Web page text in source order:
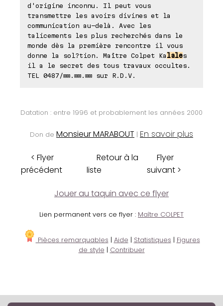
d'origine inconnu. Il peut vous
transmettre les avoirs divines et la
communication au-delà. Avec les
talicements les plus recherchés dans le
monde dès la première rencontre il vous
donne la sol?tion. Maître Colpet Ka lales
il a le secret des tous travaux occultes.
TEL 0487/⊠⊠.⊠⊠.⊠⊠ sur R.D.V.
Datation : entre 1996 et probablement les années 2000
Don de Monsieur MARABOUT | En savoir plus
< Flyer
précédent
Retour à la
liste
Flyer
suivant >
Jouer au taquin avec ce flyer
Lien permanent vers ce flyer : Maître COLPET
Pièces remarquables | Aide | Statistiques | Figures
de style | Contribuer